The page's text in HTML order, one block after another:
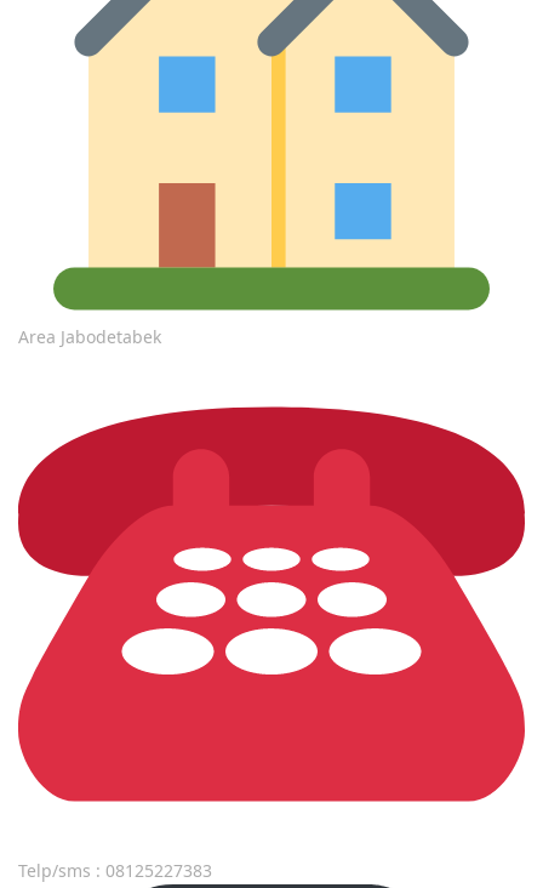
Area Jabodetabek
Telp/sms : 08125227383